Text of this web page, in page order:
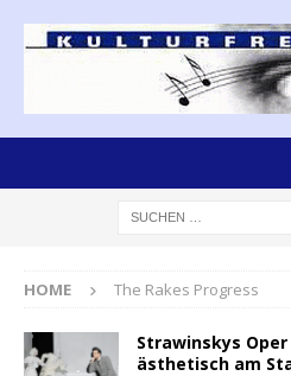
HOME The Rakes Progress
Strawinskys Oper
ästhetisch am